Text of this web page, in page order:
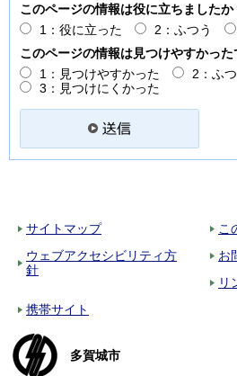
このページの情報は役に立ちましたか
1：役に立った
2：ふつう
このページの情報は見つけやすかった
1：見つけやすかった
2：ふ
3：見つけにくかった
サイトマップ
こ
ウェブアクセシビリティ方
針
お
リ
携帯サイト
多賀城市